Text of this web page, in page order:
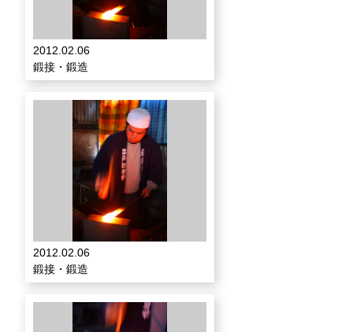
2012.02.06
鍛接・鍛造
2012.02.06
鍛接・鍛造